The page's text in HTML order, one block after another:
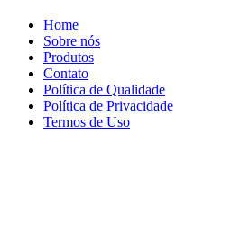
Home
Sobre nós
Produtos
Contato
Política de Qualidade
Política de Privacidade
Termos de Uso